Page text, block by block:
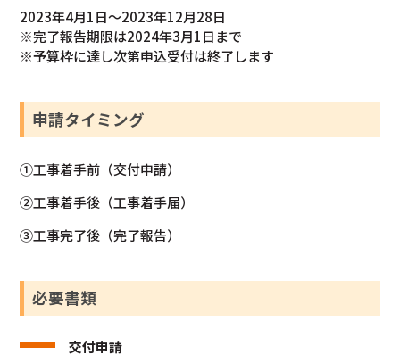
2023年4月1日～2023年12月28日
※完了報告期限は2024年3月1日まで
※予算枠に達し次第申込受付は終了します
申請タイミング
①工事着手前（交付申請）
②工事着手後（工事着手届）
③工事完了後（完了報告）
必要書類
交付申請